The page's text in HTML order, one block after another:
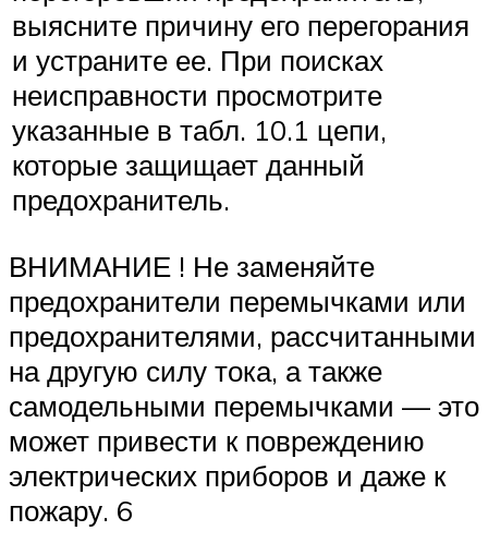
выясните причину его перегорания
и устраните ее. При поисках
неисправности просмотрите
указанные в табл. 10.1 цепи,
которые защищает данный
предохранитель.
ВНИМАНИЕ ! Не заменяйте
предохранители перемычками или
предохранителями, рассчитанными
на другую силу тока, а также
самодельными перемычками — это
может привести к повреждению
электрических приборов и даже к
пожару. 6